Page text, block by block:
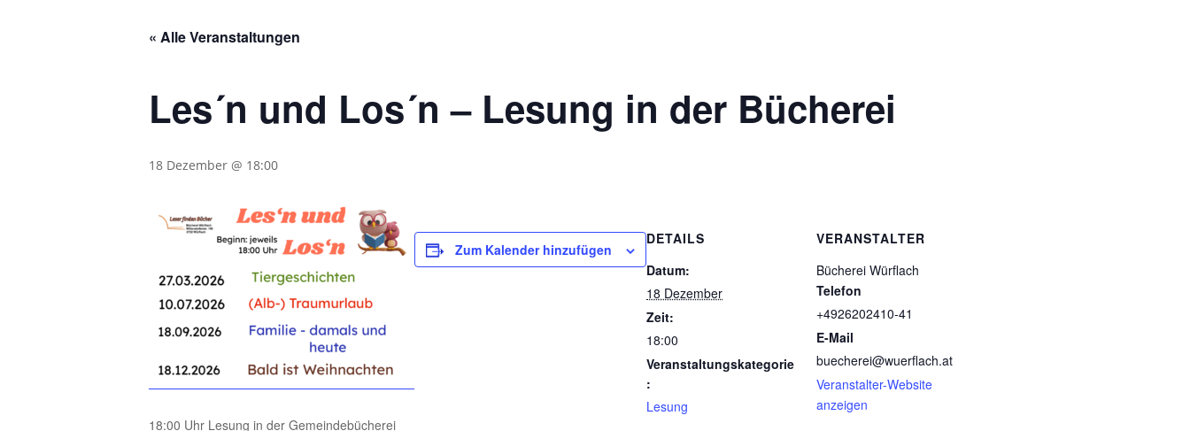
« Alle Veranstaltungen
Les´n und Los´n – Lesung in der Bücherei
18 Dezember @ 18:00
18:00 Uhr Lesung in der Gemeindebücherei
Zum Kalender hinzufügen
DETAILS
Datum:
18 Dezember
Zeit:
18:00
Veranstaltungskategorie
:
Lesung
VERANSTALTER
Bücherei Würflach
Telefon
+4926202410-41
E-Mail
buecherei@wuerflach.at
Veranstalter-Website
anzeigen